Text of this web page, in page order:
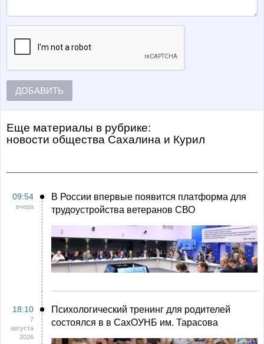
ДОБАВИТЬ
Еще материалы в рубрике:
Новости общества Сахалина и Курил
09:54
вчера
В России впервые появится платформа для
трудоустройства ветеранов СВО
18:10
7
августа
2026
Психологический тренинг для родителей
состоялся в в СахОУНБ им. Тарасова